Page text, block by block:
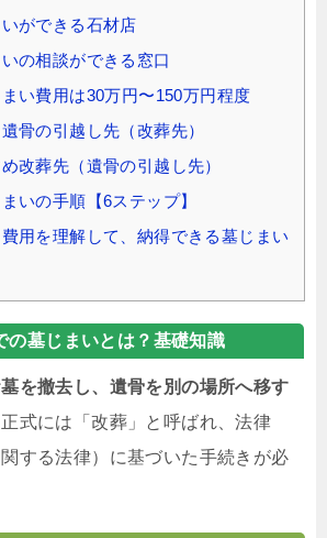
ができる石材店
の相談ができる窓口
い費用は30万円〜150万円程度
骨の引越し先（改葬先）
改葬先（遺骨の引越し先）
いの手順【6ステップ】
用を理解して、納得できる墓じまい
の墓じまいとは？基礎知識
を撤去し、遺骨を別の場所へ移す
式には「改葬」と呼ばれ、法律
関する法律）に基づいた手続きが必